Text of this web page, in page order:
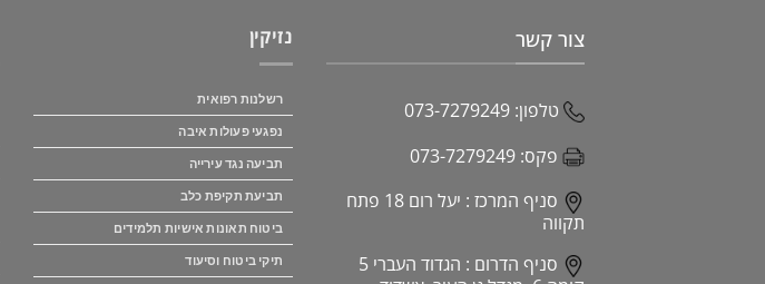
צור קשר
טלפון: 073-7279249
פקס: 073-7279249
סניף המרכז :
יעל רום 18 פתח
תקווה
סניף הדרום :
הגדוד העברי 5
נזיקין
רשלנות רפואית
נפגעי פעולות איבה
תביעה נגד עירייה
תביעת תקיפת כלב
ביטוח תאונות אישיות תלמידים
תיקי ביטוח וסיעוד